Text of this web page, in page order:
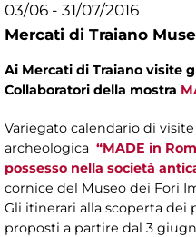
03/06 - 31/07/2016
Mercati di Traiano
Ai Mercati di Traiano visite
Collaboratori della mostra
Variegato calendario di
archeologica “MADE in
possesso nella società
cornice del Museo dei Fori
Gli itinerari alla scoperta dei
proposti a partire dal 3